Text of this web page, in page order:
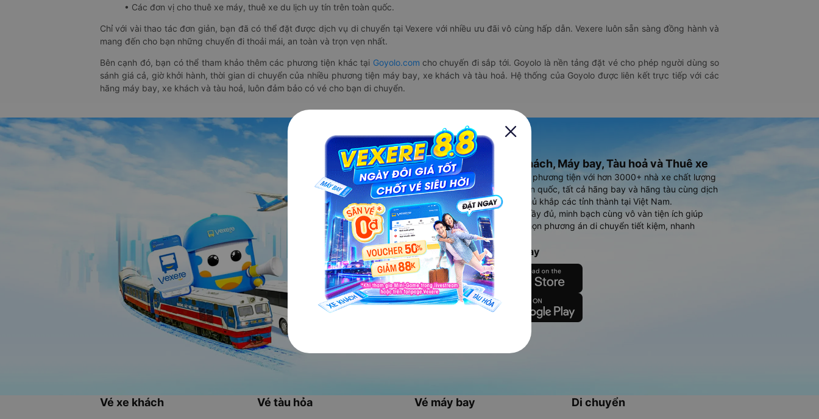
• Các đơn vị cho thuê xe máy, thuê xe du lịch uy tín trên toàn quốc.
Chỉ với vài thao tác đơn giản, bạn đã có thể đặt được dịch vụ di chuyển tại Vexere với nhiều ưu đãi vô cùng hấp dẫn. Vexere luôn sẵn sàng đồng hành và
mang đến cho bạn những chuyến đi thoải mái, an toàn và trọn vẹn nhất.
Bên cạnh đó, bạn có thể tham khảo thêm các phương tiện khác tại Goyolo.com cho chuyến đi sắp tới. Goyolo là nền tảng đặt vé cho phép người dùng so
sánh giá cả, giờ khởi hành, thời gian di chuyển của nhiều phương tiện máy bay, xe khách và tàu hoả. Hệ thống của Goyolo được liên kết trực tiếp với các
hãng máy bay, xe khách và tàu hoả, luôn đảm bảo có vé cho bạn di chuyển.
Ứng dụng đặt vé Xe khách, Máy bay, Tàu hoả và Thuê xe
Vexere - ứng dụng đặt vé đa phương tiện với hơn 3000+ nhà xe chất lượng
cao, 5000+ tuyến đường toàn quốc, tất cả hãng bay và hãng tàu cùng dịch
vụ thuê xe máy, xe du lịch phủ khắp các tỉnh thành tại Việt Nam.
Ứng dụng hiển thị thông tin đầy đủ, minh bạch cùng vô vàn tiện ích giúp
người dùng so sánh và lựa chọn phương án di chuyển tiết kiệm, nhanh
chóng và phù hợp nhất.
Tải ứng dụng Vexere ngay
Vé xe khách Vé tàu hỏa Vé máy bay Di chuyển